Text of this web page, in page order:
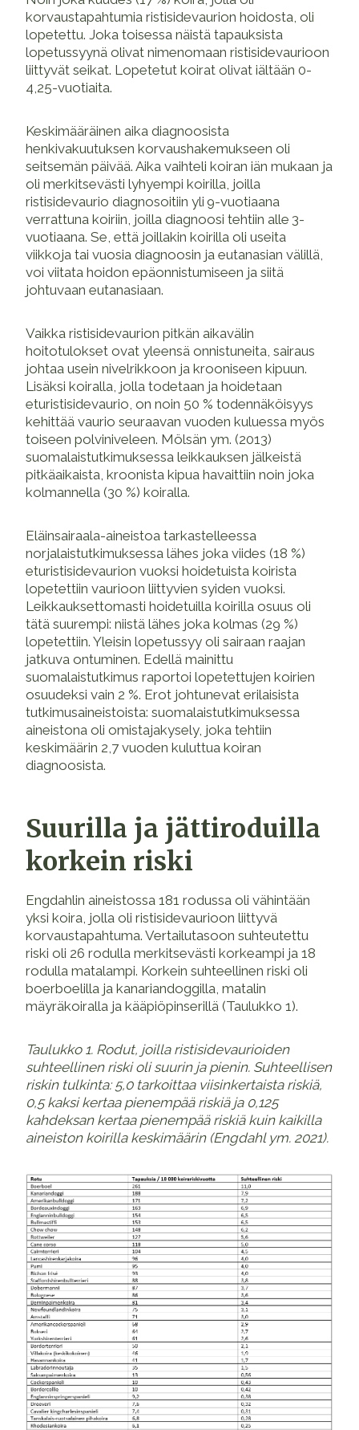
korvaustapahtumia ristisidevaurion hoidosta, oli
lopetettu. Joka toisessa näistä tapauksista
lopetussyynä olivat nimenomaan ristisidevaurioon
liittyvät seikat. Lopetetut koirat olivat iältään 0-
4,25-vuotiaita.
Keskimääräinen aika diagnoosista
henkivakuutuksen korvaushakemukseen oli
seitsemän päivää. Aika vaihteli koiran iän mukaan ja
oli merkitsevästi lyhyempi koirilla, joilla
ristisidevaurio diagnosoitiin yli 9-vuotiaana
verrattuna koiriin, joilla diagnoosi tehtiin alle 3-
vuotiaana. Se, että joillakin koirilla oli useita
viikkoja tai vuosia diagnoosin ja eutanasian välillä,
voi viitata hoidon epäonnistumiseen ja siitä
johtuvaan eutanasiaan.
Vaikka ristisidevaurion pitkän aikavälin
hoitotulokset ovat yleensä onnistuneita, sairaus
johtaa usein nivelrikkoon ja krooniseen kipuun.
Lisäksi koiralla, jolla todetaan ja hoidetaan
eturistisidevaurio, on noin 50 % todennäköisyys
kehittää vaurio seuraavan vuoden kuluessa myös
toiseen polviniveleen. Mölsän ym. (2013)
suomalaistutkimuksessa leikkauksen jälkeistä
pitkäaikaista, kroonista kipua havaittiin noin joka
kolmannella (30 %) koiralla.
Eläinsairaala-aineistoa tarkastelleessa
norjalaistutkimuksessa lähes joka viides (18 %)
eturistisidevaurion vuoksi hoidetuista koirista
lopetettiin vaurioon liittyvien syiden vuoksi.
Leikkauksettomasti hoidetuilla koirilla osuus oli
tätä suurempi: niistä lähes joka kolmas (29 %)
lopetettiin. Yleisin lopetussyy oli sairaan raajan
jatkuva ontuminen. Edellä mainittu
suomalaistutkimus raportoi lopetettujen koirien
osuudeksi vain 2 %. Erot johtunevat erilaisista
tutkimusaineistoista: suomalaistutkimuksessa
aineistona oli omistajakysely, joka tehtiin
keskimäärin 2,7 vuoden kuluttua koiran
diagnoosista.
Suurilla ja jättiroduilla
korkein riski
Engdahlin aineistossa 181 rodussa oli vähintään
yksi koira, jolla oli ristisidevaurioon liittyvä
korvaustapahtuma. Vertailutasoon suhteutettu
riski oli 26 rodulla merkitsevästi korkeampi ja 18
rodulla matalampi. Korkein suhteellinen riski oli
boerboelilla ja kanariandoggilla, matalin
mäyräkoiralla ja kääpiöpinserillä (Taulukko 1).
Taulukko 1. Rodut, joilla ristisidevaurioiden
suhteellinen riski oli suurin ja pienin. Suhteellisen
riskin tulkinta: 5,0 tarkoittaa viisinkertaista riskiä,
0,5 kaksi kertaa pienempää riskiä ja 0,125
kahdeksan kertaa pienempää riskiä kuin kaikilla
aineiston koirilla keskimäärin (Engdahl ym. 2021).